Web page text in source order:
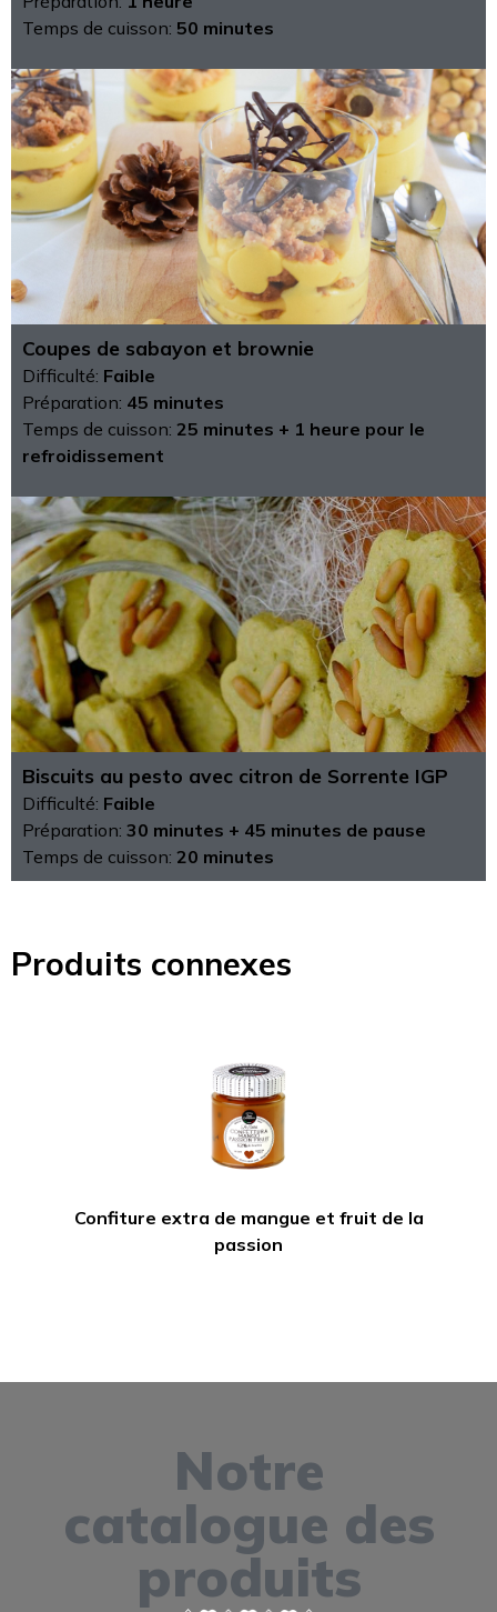
Temps de cuisson: 50 minutes
Coupes de sabayon et brownie
Difficulté: Faible
Préparation: 45 minutes
Temps de cuisson: 25 minutes + 1 heure pour le
refroidissement
Biscuits au pesto avec citron de Sorrente IGP
Difficulté: Faible
Préparation: 30 minutes + 45 minutes de pause
Temps de cuisson: 20 minutes
Produits connexes
Confiture extra de mangue et fruit de la
passion
Notre
catalogue des
produits